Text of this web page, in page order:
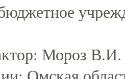
Мороз В.И.